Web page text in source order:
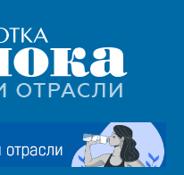
Переработка
молока
|
Новости